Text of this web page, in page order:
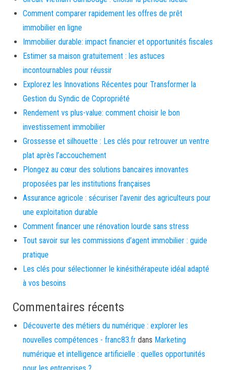
Comment comparer rapidement les offres de prêt
immobilier en ligne
Immobilier durable: impact financier et opportunités fiscales
Estimer sa maison gratuitement : les astuces
incontournables pour réussir
Explorez les Innovations Récentes pour Transformer la
Gestion du Syndic de Copropriété
Rendement vs plus-value: comment choisir le bon
investissement immobilier
Grossesse et silhouette : Les clés pour retrouver un ventre
plat après l’accouchement
Plongez au cœur des solutions bancaires innovantes
proposées par les institutions françaises
Assurance agricole : sécuriser l’avenir des agriculteurs pour
une exploitation durable
Comment financer une rénovation lourde sans stress
Tout savoir sur les commissions d’agent immobilier : guide
pratique
Les clés pour sélectionner le kinésithérapeute idéal adapté
à vos besoins
Commentaires récents
Découverte des métiers du numérique : explorer les
nouvelles compétences - franc83.fr dans Marketing
numérique et intelligence artificielle : quelles opportunités
pour les entreprises ?